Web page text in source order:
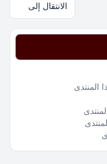
الانتقال إلى
المنتدى